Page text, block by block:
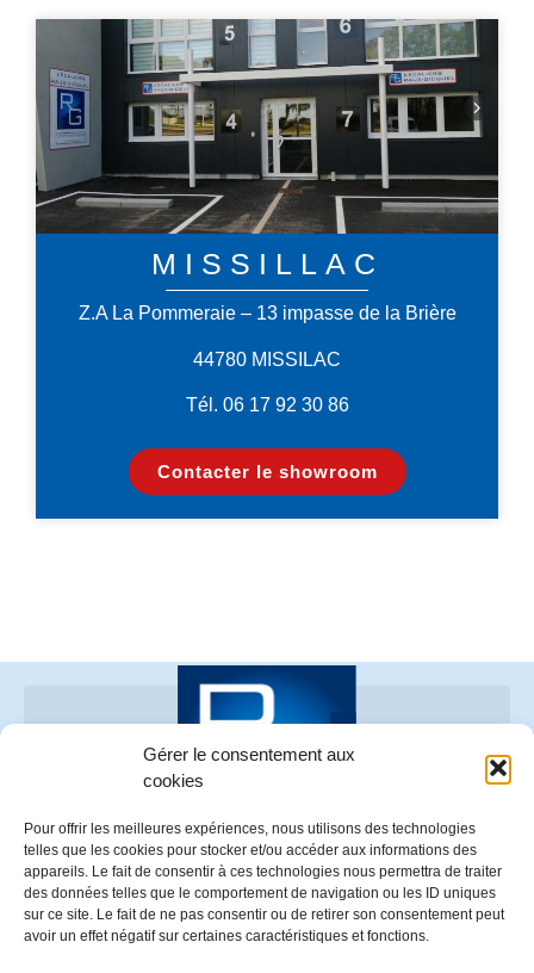
Gérer le consentement aux
cookies
Pour offrir les meilleures expériences, nous utilisons des technologies
telles que les cookies pour stocker et/ou accéder aux informations des
appareils. Le fait de consentir à ces technologies nous permettra de traiter
des données telles que le comportement de navigation ou les ID uniques
sur ce site. Le fait de ne pas consentir ou de retirer son consentement peut
avoir un effet négatif sur certaines caractéristiques et fonctions.
MISSILLAC
Z.A La Pommeraie – 13 impasse de la Brière
44780 MISSILAC
Tél. 06 17 92 30 86
Contacter le showroom
02 96 73 70 26
Z.A. Le Beaufeuillage – 22520 BINIC